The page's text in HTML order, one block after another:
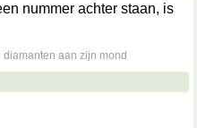
nummer achter staan, is
aan zijn mond